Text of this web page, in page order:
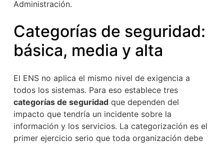
Administración.
Categorías de seguridad:
básica, media y alta
El ENS no aplica el mismo nivel de exigencia a
todos los sistemas. Para eso establece tres
categorías de seguridadque dependen del
impacto que tendría un incidente sobre la
información y los servicios. La categorización es el
primer ejercicio serio que toda organización debe